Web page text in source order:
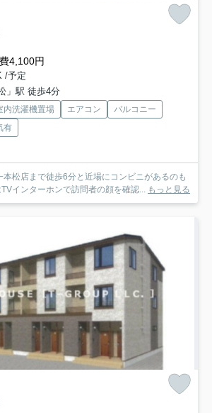
4,100円
/予定
」駅 徒歩4分
内洗濯機置場 エアコン
バルコニー
有
本松店まで徒歩6分と近場にコンビニがあるのも
インターホンで訪問者の顔を確認... もっと見る